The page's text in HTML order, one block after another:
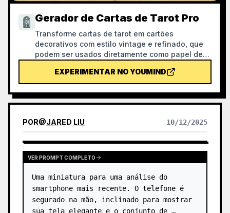
Gerador de Cartas de Tarot Pro
Transforme cartas de tarot em cartões
decorativos com estilo vintage e refinado, que
podem ser usados diretamente como papel de
gosta (como mitologia nórdica, ou IP de
anime/jogos) ou quais cartas deseja tirar, e ele
produzirá imagens de tarot com estilo unificado
e significado requintado. Suporta o conjunto
algumas à escolha, com visual refinado e
ser combinado com a tarefa agendada do
YouMind para tirar cartas e interpretações
necessário configurar a tarefa agendada
manualmente).
EXPERIMENTAR NO YOUMIND
POR@JARED LIU 10/12/2025
VER PROMPT COMPLETO
Uma miniatura para uma análise do
smartphone mais recente. O telefone é
segurado na mão, inclinado para mostrar
sua tela elegante e o conjunto de